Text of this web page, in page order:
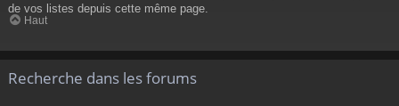
de vos listes depuis cette même page.
Haut
Recherche dans les forums